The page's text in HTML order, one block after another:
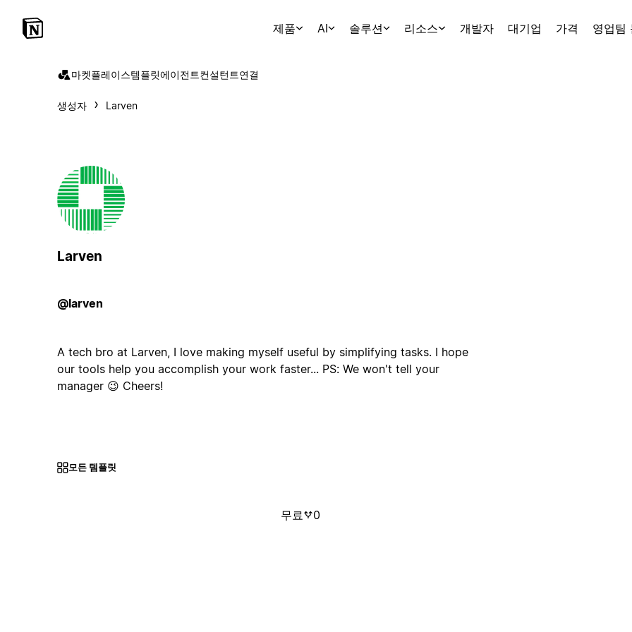
제품 AI 솔루션 리소스 개발자 대기업 가격 영업팀
마켓플레이스템플릿에이전트컨설턴트연결
생성자 Larven
Larven
@larven
A tech bro at Larven, I love making myself useful by simplifying tasks. I hope
our tools help you accomplish your work faster... PS: We won't tell your
manager 😉 Cheers!
모든 템플릿
무료 0